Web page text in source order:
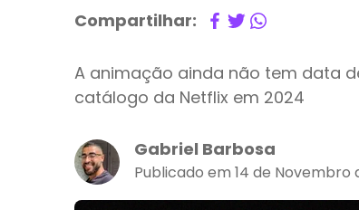
Compartilhar:
A animação ainda não tem data
catálogo da Netflix em 2024
Gabriel Barbosa
Publicado em 14 de Novembro